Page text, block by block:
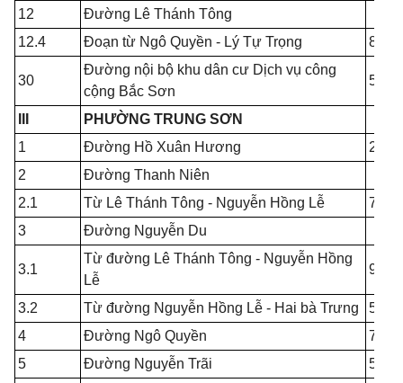
12
Đường Lê Thánh Tông
12.4
Đoạn từ Ngô Quyền - Lý Tự Trọng
30
Đường nội bộ khu dân cư Dịch vụ công
cộng Bắc Sơn
PHƯỜNG TRUNG SƠN
1
Đường Hồ Xuân Hương
2
Đường Thanh Niên
2.1
Từ Lê Thánh Tông - Nguyễn Hồng Lễ
3
Đường Nguyễn Du
3.1
Từ đường Lê Thánh Tông - Nguyễn Hồng
Lễ
3.2 Từ đường Nguyễn Hồng Lễ - Hai bà Trưng
4
Đường Ngô Quyền
5
Đường Nguyễn Trãi